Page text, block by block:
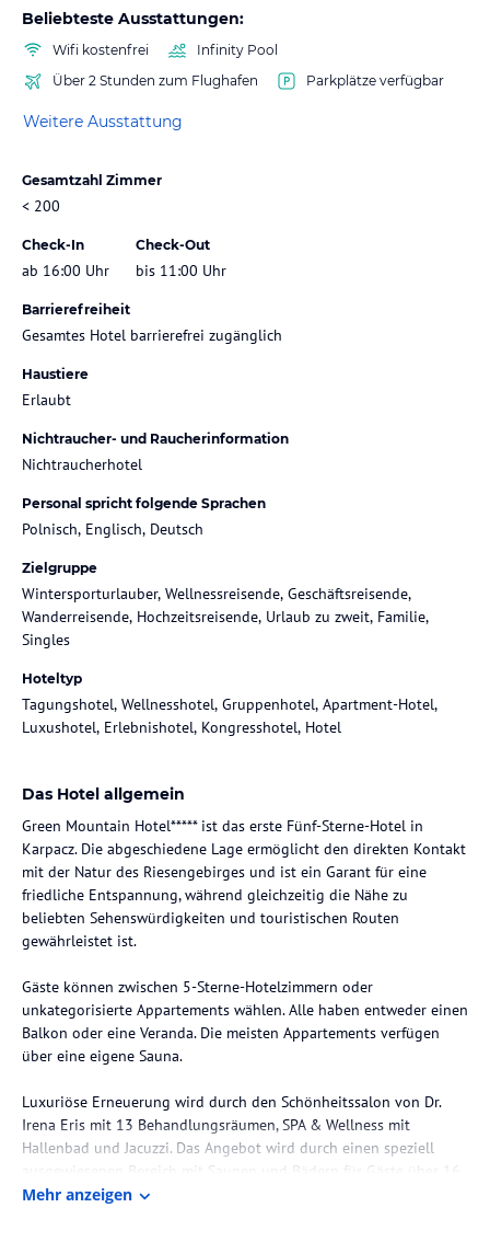
Beliebteste Ausstattungen:
Wifi kostenfrei
Infinity Pool
Über 2 Stunden zum Flughafen
Parkplätze verfügbar
Weitere Ausstattung
Gesamtzahl Zimmer
< 200
Check-In
ab 16:00 Uhr
Check-Out
bis 11:00 Uhr
Barrierefreiheit
Gesamtes Hotel barrierefrei zugänglich
Haustiere
Erlaubt
Nichtraucher- und Raucherinformation
Nichtraucherhotel
Personal spricht folgende Sprachen
Polnisch, Englisch, Deutsch
Zielgruppe
Wintersporturlauber, Wellnessreisende, Geschäftsreisende,
Wanderreisende, Hochzeitsreisende, Urlaub zu zweit, Familie,
Singles
Hoteltyp
Tagungshotel, Wellnesshotel, Gruppenhotel, Apartment-Hotel,
Luxushotel, Erlebnishotel, Kongresshotel, Hotel
Das Hotel allgemein
Green Mountain Hotel***** ist das erste Fünf-Sterne-Hotel in
Karpacz. Die abgeschiedene Lage ermöglicht den direkten Kontakt
mit der Natur des Riesengebirges und ist ein Garant für eine
friedliche Entspannung, während gleichzeitig die Nähe zu
beliebten Sehenswürdigkeiten und touristischen Routen
gewährleistet ist.
Gäste können zwischen 5-Sterne-Hotelzimmern oder
unkategorisierte Appartements wählen. Alle haben entweder einen
Balkon oder eine Veranda. Die meisten Appartements verfügen
über eine eigene Sauna.
Luxuriöse Erneuerung wird durch den Schönheitssalon von Dr.
Irena Eris mit 13 Behandlungsräumen, SPA & Wellness mit
Hallenbad und Jacuzzi. Das Angebot wird durch einen speziell
ausgewiesenen Bereich mit Saunen und Bädern für Gäste über 16
Jahre vervollständigt.
Mehr anzeigen